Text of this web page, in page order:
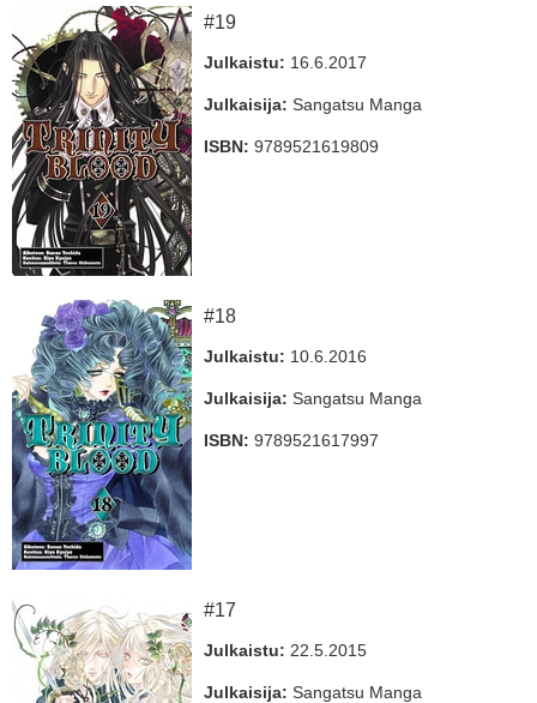
#19
Julkaistu: 16.6.2017
Julkaisija: Sangatsu Manga
ISBN: 9789521619809
#18
Julkaistu: 10.6.2016
Julkaisija: Sangatsu Manga
ISBN: 9789521617997
#17
Julkaistu: 22.5.2015
Julkaisija: Sangatsu Manga